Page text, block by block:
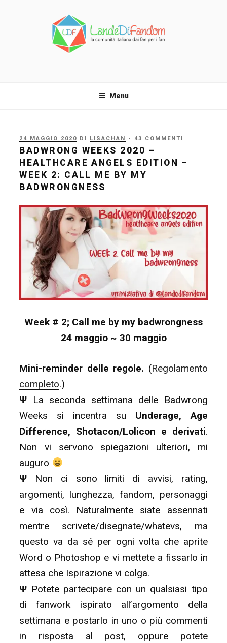
Menu
PUBBLICATO
IL
24 MAGGIO 2020 DI LISACHAN - 43 COMMENTI
BADWRONG WEEKS 2020 –
HEALTHCARE ANGELS EDITION –
WEEK 2: CALL ME BY MY
BADWRONGNESS
Week # 2; Call me by my badwrongness
24 maggio ~ 30 maggio
Mini-reminder delle regole. (Regolamento
completo.)
Ψ
La seconda settimana delle Badwrong
Weeks si incentra su Underage, Age
Difference, Shotacon/Lolicon e derivati.
Non vi servono spiegazioni ulteriori, mi
auguro
Ψ Non ci sono limiti di avvisi, rating,
argomenti, lunghezza, fandom, personaggi
e via così. Naturalmente siate assennati
mentre scrivete/disegnate/whatevs, ma
questo va da sé per ogni volta che aprite
Word o Photoshop e vi mettete a fissarlo in
attesa che Ispirazione vi colga.
Ψ Potete partecipare con un qualsiasi tipo
di fanwork ispirato all’argomento della
settimana e postarlo in uno o più commenti
in risposta al post, oppure potete